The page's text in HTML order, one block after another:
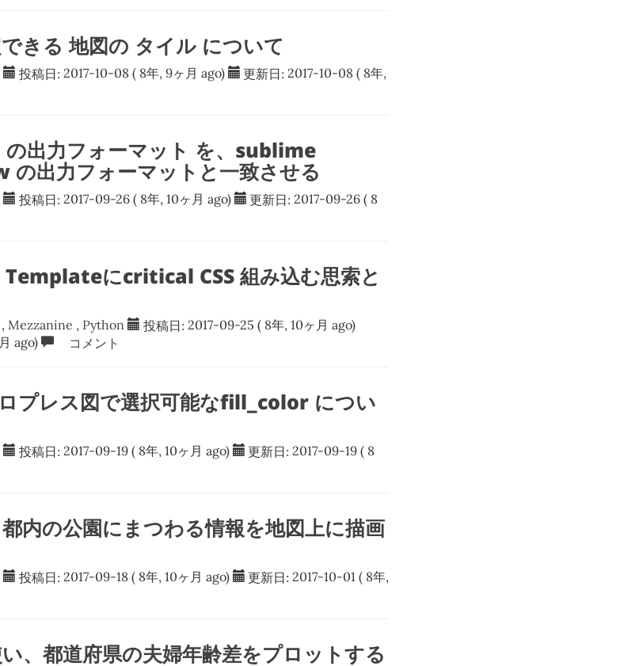
きる 地図の タイル について
投稿日: 2017-10-08( 8年, 9ヶ月 ago) 更新日: 2017-10-08( 8年,
出力フォーマット を、sublime
出力フォーマットと一致させる
投稿日: 2017-09-26( 8年, 10ヶ月 ago) 更新日: 2017-09-26( 8
にcritical CSS 組み込む思索と
,Mezzanine , Python 投稿日: 2017-09-25 ( 8年, 10ヶ月 ago)
ago) コメント
レス図で選択可能なfill_color につい
投稿日: 2017-09-19( 8年, 10ヶ月 ago) 更新日: 2017-09-19( 8
の公園にまつわる情報を地図上に描画
投稿日: 2017-09-18( 8年, 10ヶ月 ago) 更新日: 2017-10-01( 8年,
都道府県の夫婦年齢差をプロットする